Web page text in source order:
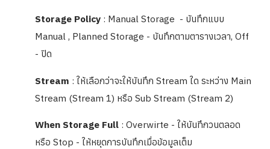
Storage Policy : Manual Storage - บันทึกแบบ
Manual , Planned Storage - บันทึกตามตารางเวลา, Off
- ปิด
Stream : ให้เลือกว่าจะให้บันทึก Stream ใด ระหว่าง Main
Stream (Stream 1) หรือ Sub Stream (Stream 2)
When Storage Full : Overwirte - ให้บันทึกวนตลอด
หรือ Stop - ให้หยุดการบันทึกเมื่อข้อมูลเต็ม